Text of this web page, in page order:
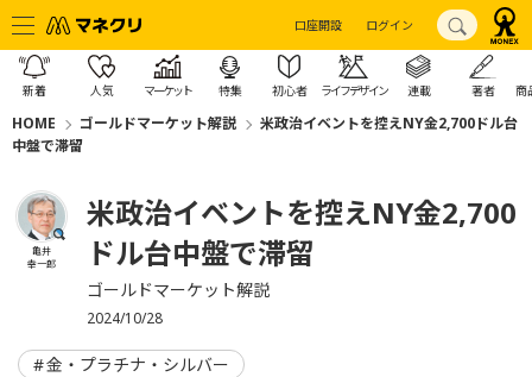
口座開設 ログイン
新着 人気 マーケット 特集 初心者 ライフデザイン 連載 著者 商
HOME ゴールドマーケット解説
米政治イベントを控えNY金2,700ドル台
中盤で滞留
亀井
幸一郎
米政治イベントを控えNY金2,700
ドル台中盤で滞留
ゴールドマーケット解説
2024/10/28
金・プラチナ・シルバー